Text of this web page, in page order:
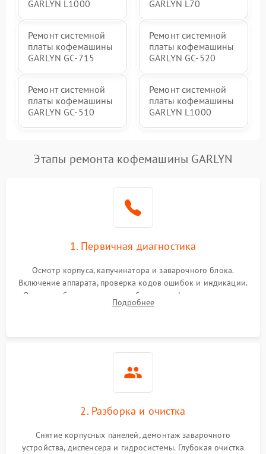
GARLYN L1000 GARLYN L70
Ремонт системной
платы кофемашины
GARLYN GC-715
Ремонт системной
платы кофемашины
GARLYN GC-520
Ремонт системной
платы кофемашины
GARLYN GC-510
Ремонт системной
платы кофемашины
GARLYN L1000
Этапы ремонта кофемашины GARLYN
1. Первичная диагностика
Осмотр корпуса, капучинатора и заварочного блока.
Включение аппарата, проверка кодов ошибок и индикации.
Оценка работы помпы, термоблока и кофемолки на слух.
Измерение температуры и давления воды для выявления
Подробнее
2. Разборка и очистка
Снятие корпусных панелей, демонтаж заварочного
устройства, диспенсера и гидросистемы. Глубокая очистка